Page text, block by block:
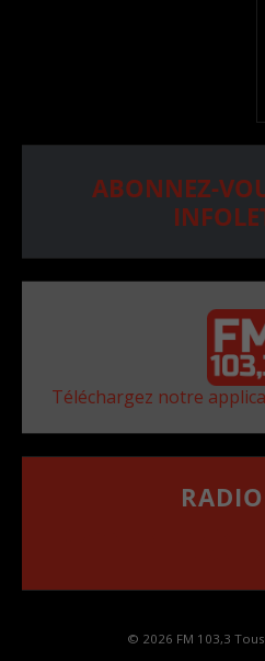
ABONNEZ-
Téléchargez notre
© 2026 FM 103,3